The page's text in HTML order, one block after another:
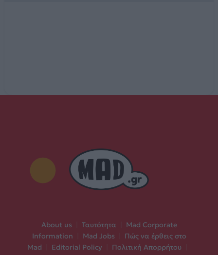
About us Ταυτότητα
Mad Corporate
Information
Mad Jobs
Πώς να έρθεις στο
Mad
Editorial Policy Πολιτική Απορρήτου